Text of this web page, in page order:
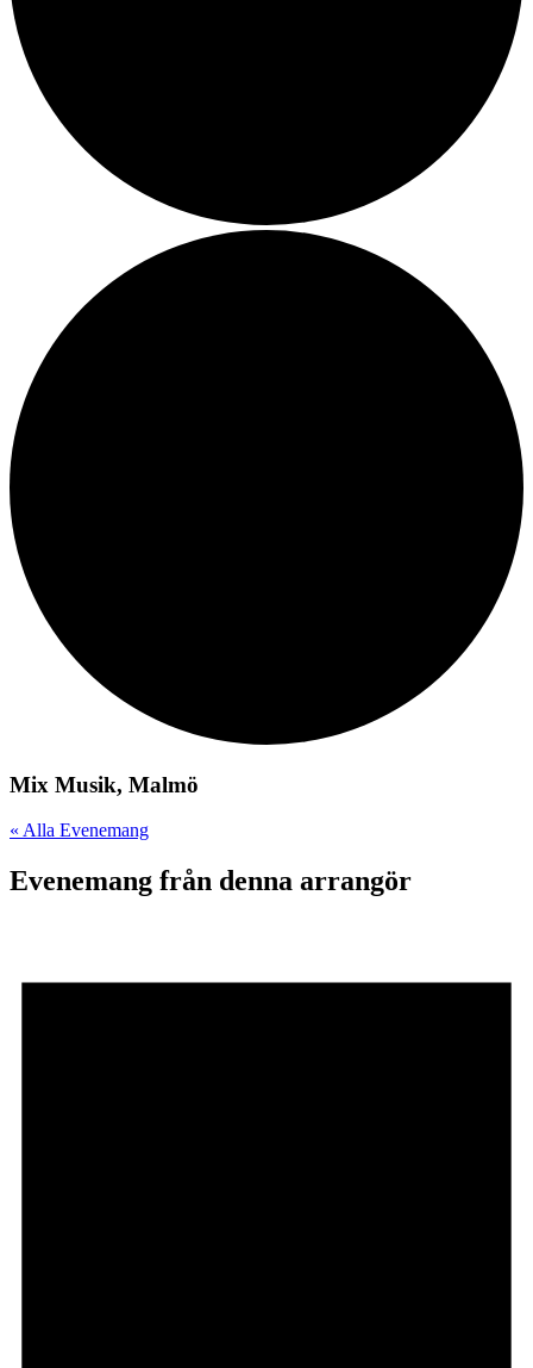
Mix Musik, Malmö
« Alla Evenemang
Evenemang från denna arrangör